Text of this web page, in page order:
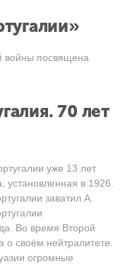
войны посвящена
70 лет
уже 13 лет
установленная в 1926.
заватил А.
Во время Второй
своём нейтралитете.
огромные